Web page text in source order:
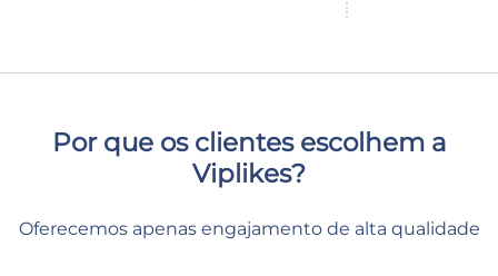
Por que os clientes escolhem a
Viplikes?
Oferecemos apenas engajamento de alta qualidade